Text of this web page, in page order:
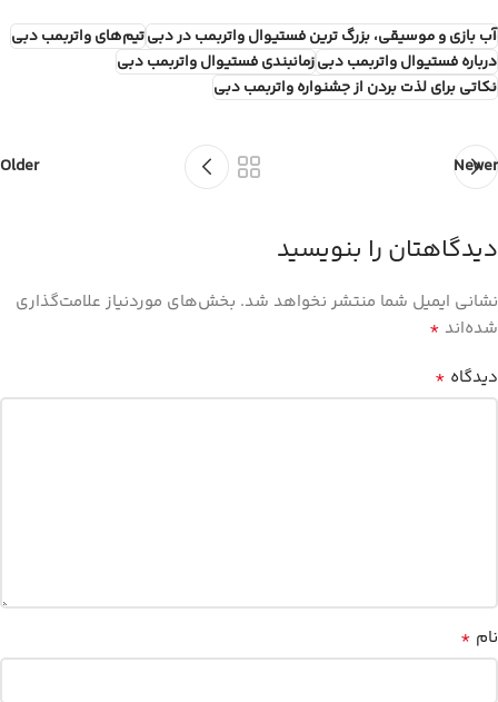
آب بازی و موسیقی، بزرگ ترین فستیوال واتربمب در دبیتیم‌های واتربمب دبی
درباره فستیوال واتربمب دبیزمانبندی فستیوال واتربمب دبی
نکاتی برای لذت بردن از جشنواره واتربمب دبی
Newer
Older
دیدگاهتان را بنویسید
نشانی ایمیل شما منتشر نخواهد شد. بخش‌های موردنیاز علامت‌گذاری
شده‌اند *
دیدگاه *
نام *